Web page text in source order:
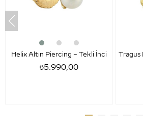
Helix Altın Piercing – Tekli İnci
₺5.990,00